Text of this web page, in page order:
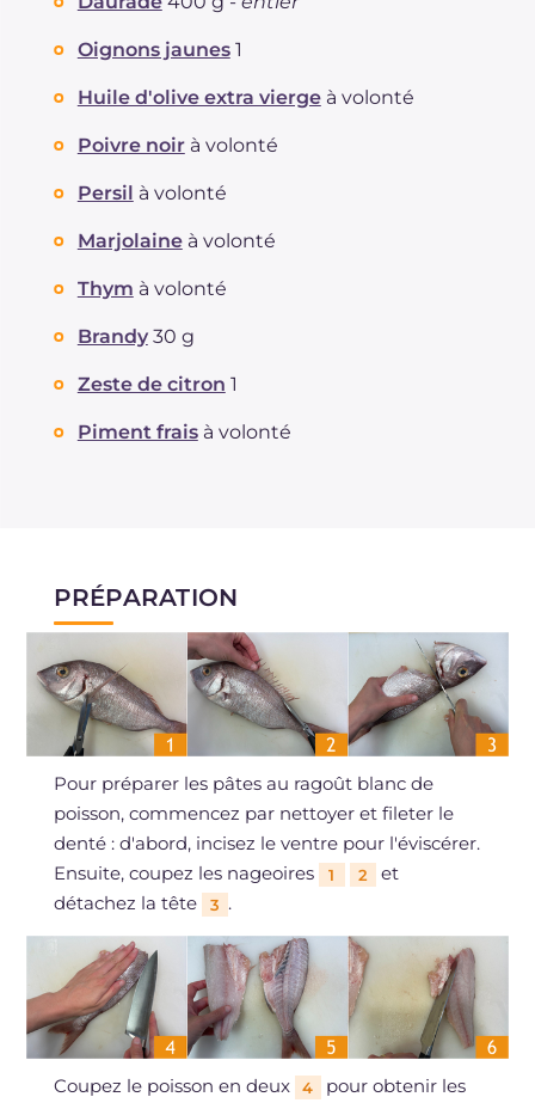
Oignons jaunes 1
Huile d'olive extra vierge à volonté
Poivre noir à volonté
Persil à volonté
Marjolaine à volonté
Thym à volonté
Brandy 30 g
Zeste de citron 1
Piment frais à volonté
PRÉPARATION
Pour préparer les pâtes au ragoût blanc de
poisson, commencez par nettoyer et fileter le
denté : d'abord, incisez le ventre pour l'éviscérer.
Ensuite, coupez les nageoires
1 2
et
détachez la tête
3 .
Coupez le poisson en deux 4
pour obtenir les